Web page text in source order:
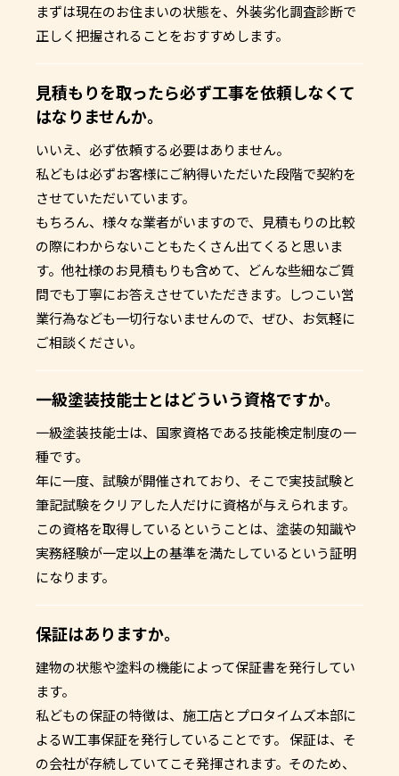
まずは現在のお住まいの状態を、外装劣化調査診断で
正しく把握されることをおすすめします。
見積もりを取ったら必ず工事を依頼しなくて
はなりませんか。
いいえ、必ず依頼する必要はありません。
私どもは必ずお客様にご納得いただいた段階で契約を
させていただいています。
もちろん、様々な業者がいますので、見積もりの比較
の際にわからないこともたくさん出てくると思いま
す。他社様のお見積もりも含めて、どんな些細なご質
問でも丁寧にお答えさせていただきます。しつこい営
業行為なども一切行ないませんので、ぜひ、お気軽に
ご相談ください。
一級塗装技能士とはどういう資格ですか。
一級塗装技能士は、国家資格である技能検定制度の一
種です。
年に一度、試験が開催されており、そこで実技試験と
筆記試験をクリアした人だけに資格が与えられます。
この資格を取得しているということは、塗装の知識や
実務経験が一定以上の基準を満たしているという証明
になります。
保証はありますか。
建物の状態や塗料の機能によって保証書を発行してい
ます。
私どもの保証の特徴は、施工店とプロタイムズ本部に
よるW工事保証を発行していることです。 保証は、そ
の会社が存続していてこそ発揮されます。そのため、